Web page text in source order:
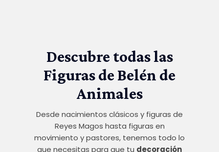
Descubre todas las
Figuras de Belén de
Animales
Desde nacimientos clásicos y figuras de
Reyes Magos hasta figuras en
movimiento y pastores, tenemos todo lo
que necesitas para que tu decoración